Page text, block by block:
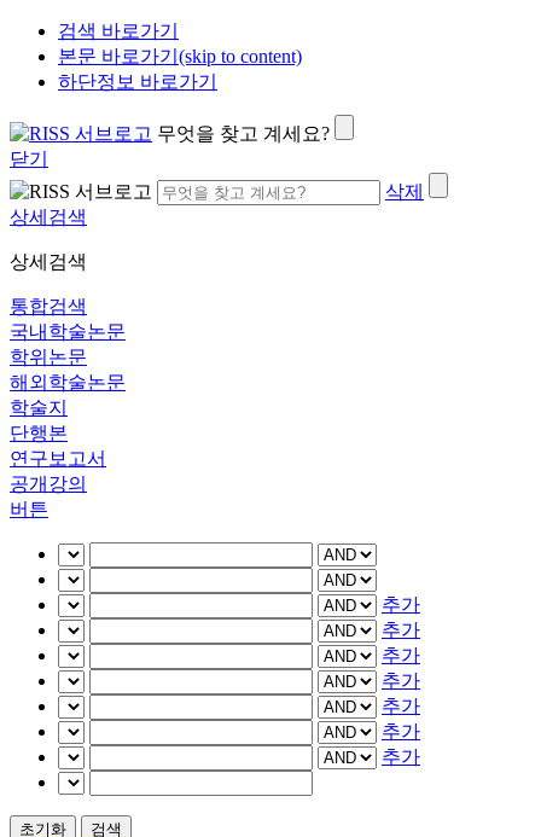
검색 바로가기
본문 바로가기(skip to content)
하단정보 바로가기
무엇을 찾고 계세요?
닫기
삭제
상세검색
상세검색
통합검색
국내학술논문
학위논문
해외학술논문
학술지
단행본
연구보고서
공개강의
버튼
추가
추가
추가
추가
추가
추가
추가